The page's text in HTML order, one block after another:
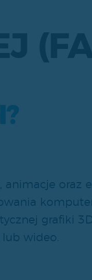
animacje oraz
grafiki
wideo.